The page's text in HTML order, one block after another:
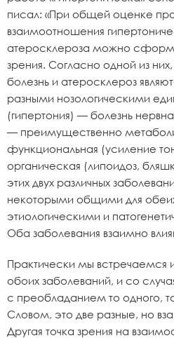
писал: «При общей оценке
взаимоотношения
атеросклероза можно
зрения. Согласно одной из
болезнь и атеросклероз
разными нозологическими
(гипертония) — болезнь
— преимущественно
функциональная (усиление
органическая (липоидоз,
этих двух различных
некоторыми общими для
этиологическими и
Оба заболевания взаимно
Практически мы встречаемся
обоих заболеваний, и со
с преобладанием то одного,
Словом, это две разные, но
Другая точка зрения на